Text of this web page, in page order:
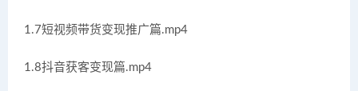
1.7短视频带货变现推广篇.mp4
1.8抖音获客变现篇.mp4